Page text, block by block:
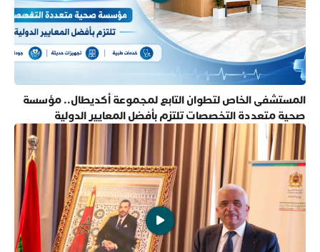
المستشفى الخاص لتطوان التابع لمجموعة أكديطال.. مؤسسة
صحية متعددة التخصصات تلتزم بأفضل المعايير الدولية